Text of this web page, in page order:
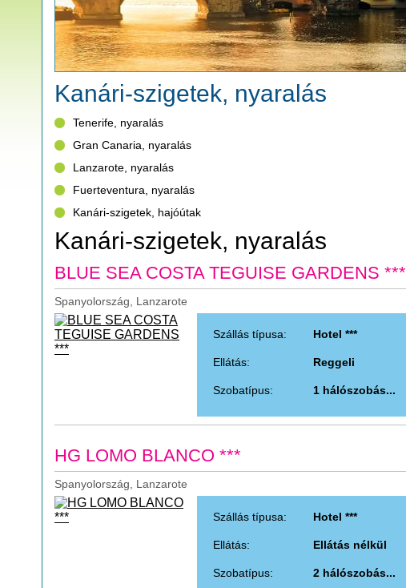
Kanári-szigetek, nyaralás
Tenerife, nyaralás
Gran Canaria, nyaralás
Lanzarote, nyaralás
Fuerteventura, nyaralás
Kanári-szigetek, hajóútak
Kanári-szigetek, nyaralás
BLUE SEA COSTA TEGUISE GARDENS ***
Spanyolország, Lanzarote
Szállás típusa: Hotel ***
Ellátás: Reggeli
Szobatípus: 1 hálószobás...
HG LOMO BLANCO ***
Spanyolország, Lanzarote
Szállás típusa: Hotel ***
Ellátás: Ellátás nélkül
Szobatípus: 2 hálószobás...